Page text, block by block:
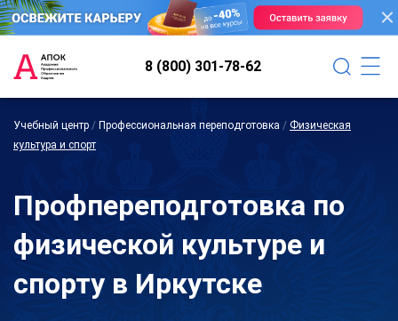
8 (800) 301-78-62
Учебный центр / Профессиональная переподготовка / Физическая
культура и спорт
Профпереподготовка по
физической культуре и
спорту в Иркутске